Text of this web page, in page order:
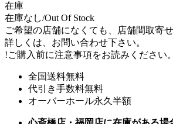
在庫
在庫なし/Out Of Stock
ご希望の店舗になくても、店舗間取寄せ
詳しくは、お問い合わせ下さい。
!ご購入前に注意事項をお読みください。
全国送料無料
代引き手数料無料
オーバーホール永久半額